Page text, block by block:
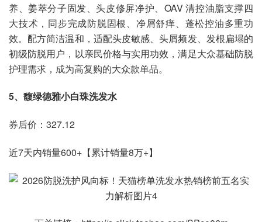
养、姜萃分子固发、头皮修屏净护、OAV 清控油脂支撑四
大技术，同步完成防脱固根、净屑舒痒、蓬松控油多重功
效。配方简洁温和，适配头皮敏感、头屑频发、发根扁塌的
初级防脱用户，以亲民价格与实用功效，满足大众基础防脱
护理需求，成为高复购的大众款单品。
5、馥绿德雅小白珠洗发水
​​​券后价：327.12
近7天内销量600+【累计销量8万+】